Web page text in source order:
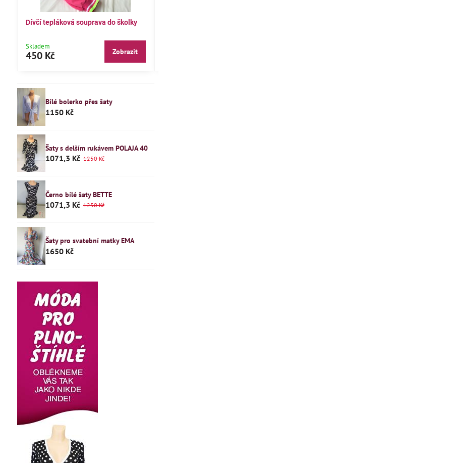
Dívčí tepláková souprava do školky
Skladem
450 Kč Zobrazit
Bílé bolerko přes šaty
1150 Kč
Šaty s delším rukávem POLAJA 40
1071,3 Kč 1250 Kč
Černo bílé šaty BETTE
1071,3 Kč 1250 Kč
Šaty pro svatební matky EMA
1650 Kč